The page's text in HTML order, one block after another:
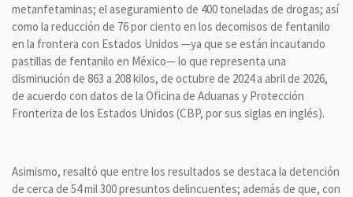
metanfetaminas; el aseguramiento de 400 toneladas de drogas; así
como la reducción de 76 por ciento en los decomisos de fentanilo
en la frontera con Estados Unidos —ya que se están incautando
pastillas de fentanilo en México— lo que representa una
disminución de 863 a 208 kilos, de octubre de 2024 a abril de 2026,
de acuerdo con datos de la Oficina de Aduanas y Protección
Fronteriza de los Estados Unidos (CBP, por sus siglas en inglés).
Asimismo, resaltó que entre los resultados se destaca la detención
de cerca de 54 mil 300 presuntos delincuentes; además de que, con